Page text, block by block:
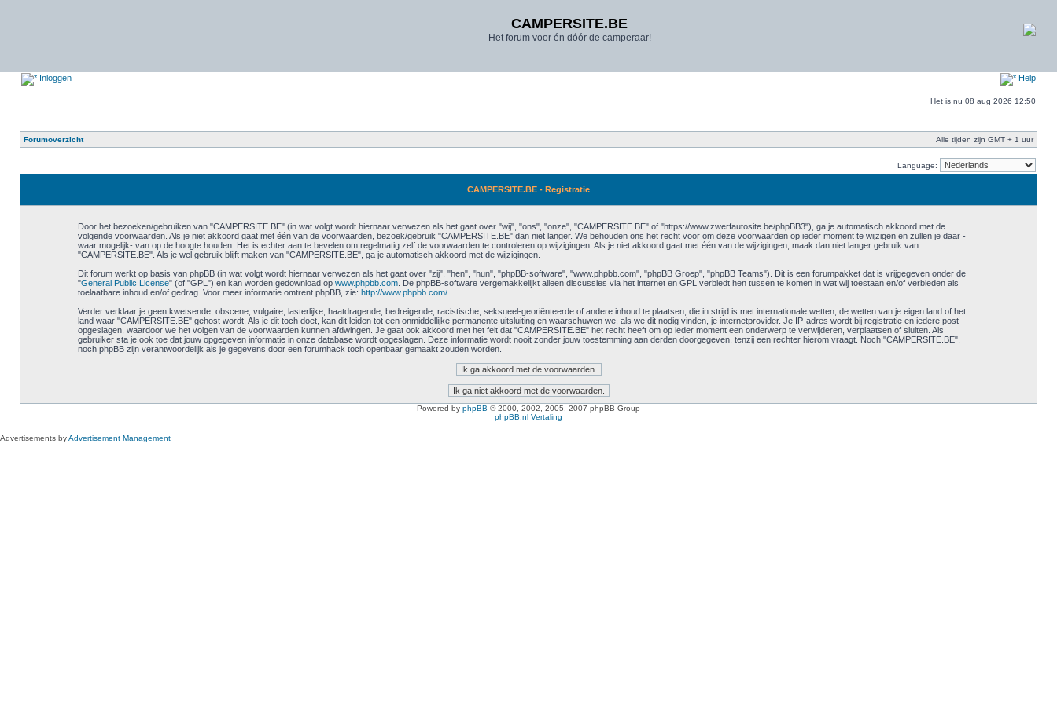
CAMPERSITE.BE
Het forum voor én dóór de camperaar!
Inloggen Help
Het is nu 08 aug 2026 12:50
Forumoverzicht Alle tijden zijn GMT + 1 uur
Language:
CAMPERSITE.BE - Registratie
Door het bezoeken/gebruiken van "CAMPERSITE.BE" (in wat volgt wordt hiernaar verwezen als het gaat over "wij", "ons", "onze", "CAMPERSITE.BE" of "https://www.zwerfautosite.be/phpBB3"), ga je automatisch akkoord met de
volgende voorwaarden. Als je niet akkoord gaat met één van de voorwaarden, bezoek/gebruik "CAMPERSITE.BE" dan niet langer. We behouden ons het recht voor om deze voorwaarden op ieder moment te wijzigen en zullen je daar -
waar mogelijk- van op de hoogte houden. Het is echter aan te bevelen om regelmatig zelf de voorwaarden te controleren op wijzigingen. Als je niet akkoord gaat met één van de wijzigingen, maak dan niet langer gebruik van
"CAMPERSITE.BE". Als je wel gebruik blijft maken van "CAMPERSITE.BE", ga je automatisch akkoord met de wijzigingen.
Dit forum werkt op basis van phpBB (in wat volgt wordt hiernaar verwezen als het gaat over "zij", "hen", "hun", "phpBB-software", "www.phpbb.com", "phpBB Groep", "phpBB Teams"). Dit is een forumpakket dat is vrijgegeven onder de
"General Public License" (of "GPL") en kan worden gedownload op www.phpbb.com. De phpBB-software vergemakkelijkt alleen discussies via het internet en GPL verbiedt hen tussen te komen in wat wij toestaan en/of verbieden als
toelaatbare inhoud en/of gedrag. Voor meer informatie omtrent phpBB, zie: http://www.phpbb.com/.
Verder verklaar je geen kwetsende, obscene, vulgaire, lasterlijke, haatdragende, bedreigende, racistische, seksueel-georiënteerde of andere inhoud te plaatsen, die in strijd is met internationale wetten, de wetten van je eigen land of het
land waar "CAMPERSITE.BE" gehost wordt. Als je dit toch doet, kan dit leiden tot een onmiddellijke permanente uitsluiting en waarschuwen we, als we dit nodig vinden, je internetprovider. Je IP-adres wordt bij registratie en iedere post
opgeslagen, waardoor we het volgen van de voorwaarden kunnen afdwingen. Je gaat ook akkoord met het feit dat "CAMPERSITE.BE" het recht heeft om op ieder moment een onderwerp te verwijderen, verplaatsen of sluiten. Als
gebruiker sta je ook toe dat jouw opgegeven informatie in onze database wordt opgeslagen. Deze informatie wordt nooit zonder jouw toestemming aan derden doorgegeven, tenzij een rechter hierom vraagt. Noch "CAMPERSITE.BE",
noch phpBB zijn verantwoordelijk als je gegevens door een forumhack toch openbaar gemaakt zouden worden.
Powered by phpBB © 2000, 2002, 2005, 2007 phpBB Group
phpBB.nl Vertaling
Advertisements byAdvertisement Management